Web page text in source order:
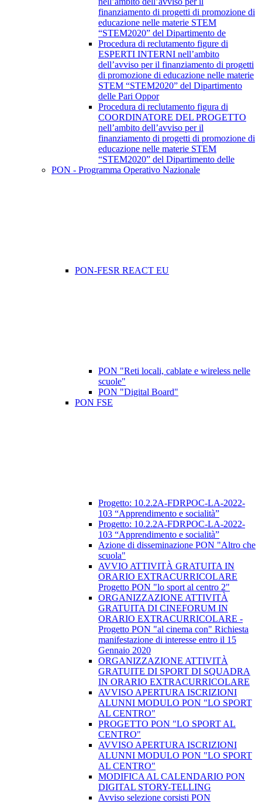
finanziamento di progetti di promozione di
educazione nelle materie STEM
“STEM2020” del Dipartimento de
Procedura di reclutamento figure di
ESPERTI INTERNI nell’ambito
dell’avviso per il finanziamento di progetti
di promozione di educazione nelle materie
STEM “STEM2020” del Dipartimento
delle Pari Oppor
Procedura di reclutamento figura di
COORDINATORE DEL PROGETTO
nell’ambito dell’avviso per il
finanziamento di progetti di promozione di
educazione nelle materie STEM
“STEM2020” del Dipartimento delle
PON - Programma Operativo Nazionale
PON-FESR REACT EU
PON "Reti locali, cablate e wireless nelle
scuole"
PON "Digital Board"
PON FSE
​Progetto: 10.2.2A-FDRPOC-LA-2022-
103 “Apprendimento e socialità”
Progetto: 10.2.2A-FDRPOC-LA-2022-
103 “Apprendimento e socialità”
Azione di disseminazione PON "Altro che
scuola"
AVVIO ATTIVITÀ GRATUITA IN
ORARIO EXTRACURRICOLARE
Progetto PON "lo sport al centro 2"
ORGANIZZAZIONE ATTIVITÀ
GRATUITA DI CINEFORUM IN
ORARIO EXTRACURRICOLARE -
Progetto PON "al cinema con" Richiesta
manifestazione di interesse entro il 15
Gennaio 2020
ORGANIZZAZIONE ATTIVITÀ
GRATUITE DI SPORT DI SQUADRA
IN ORARIO EXTRACURRICOLARE
AVVISO APERTURA ISCRIZIONI
ALUNNI MODULO PON "LO SPORT
AL CENTRO"
PROGETTO PON "LO SPORT AL
CENTRO"
AVVISO APERTURA ISCRIZIONI
ALUNNI MODULO PON "LO SPORT
AL CENTRO"
MODIFICA AL CALENDARIO PON
DIGITAL STORY-TELLING
Avviso selezione corsisti PON